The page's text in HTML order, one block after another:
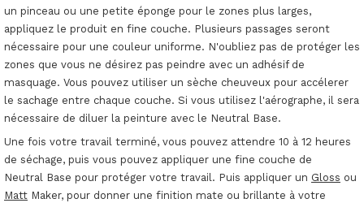
un pinceau ou une petite éponge pour le zones plus larges,
appliquez le produit en fine couche. Plusieurs passages seront
nécessaire pour une couleur uniforme. N'oubliez pas de protéger les
zones que vous ne désirez pas peindre avec un adhésif de
masquage. Vous pouvez utiliser un sèche cheuveux pour accélerer
le sachage entre chaque couche. Si vous utilisez l'aérographe, il sera
nécessaire de diluer la peinture avec le Neutral Base.
Une fois votre travail terminé, vous pouvez attendre 10 à 12 heures
de séchage, puis vous pouvez appliquer une fine couche de
Neutral Base pour protéger votre travail. Puis appliquer un Gloss ou
Matt Maker, pour donner une finition mate ou brillante à votre